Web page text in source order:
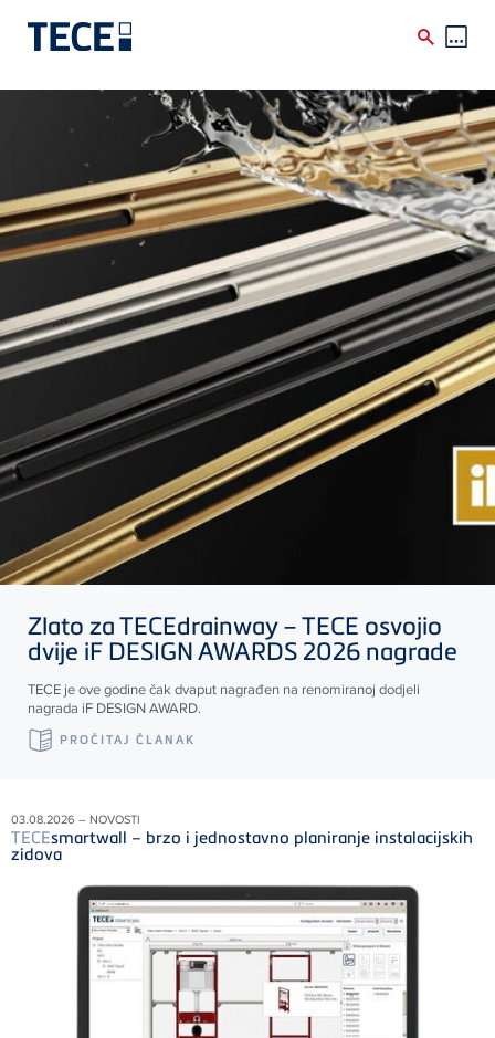
Skip to main content
Zlato zaTECEdrainway –TECE osvojio
dvije iF DESIGN AWARDS 2026 nagrade
TECE je ove godine čak dvaput nagrađen na renomiranoj dodjeli
nagrada iF DESIGN AWARD.
PROČITAJ ČLANAK
03.08.2026 – NOVOSTI
TECEsmartwall – brzo i jednostavno planiranje instalacijskih
zidova